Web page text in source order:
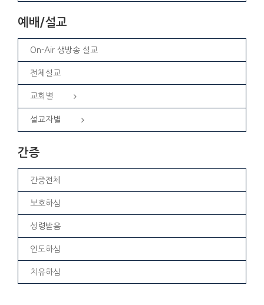
예배/설교
On-Air 생방송 설교
전체설교
교회별
설교자별
간증
간증전체
보호하심
성령받음
인도하심
치유하심